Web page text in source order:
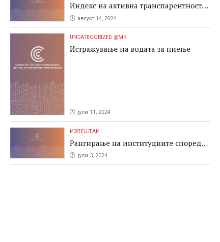
Индекс на активна транспарентност
2024август 14, 2024
UNCATEGORIZED @MK
Истражување на водата за пиење
јули 11, 2024
ИЗВЕШТАИ
Рангирање на институциите според
антикорупциските перформаси во
јавните набавки
јули 3, 2024